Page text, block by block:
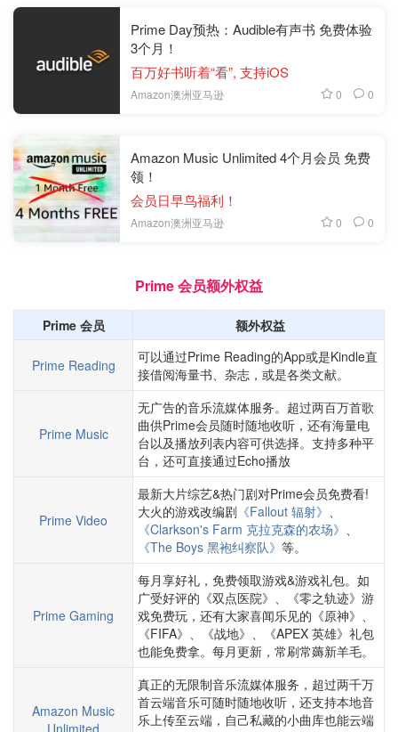
Prime Day预热：Audible有声书 免费体验
3个月！
百万好书听着“看”, 支持iOS
Amazon澳洲亚马逊 0 0
Amazon Music Unlimited 4个月会员 免费
领！
会员日早鸟福利！
Amazon澳洲亚马逊 0 0
Prime 会员额外权益
Prime 会员 额外权益
Prime Reading
可以通过Prime Reading的App或是Kindle直
接借阅海量书、杂志，或是各类文献。
Prime Music
无广告的音乐流媒体服务。超过两百万首歌
曲供Prime会员随时随地收听，还有海量电
台以及播放列表内容可供选择。支持多种平
台，还可直接通过Echo播放
Prime Video
最新大片综艺&热门剧对Prime会员免费看!
大火的游戏改编剧 《Fallout 辐射》 、
《Clarkson's Farm 克拉克森的农场》 、
《The Boys 黑袍纠察队》 等。
Prime Gaming
每月享好礼，免费领取游戏&游戏礼包。如
广受好评的《双点医院》、《零之轨迹》游
戏免费玩，还有大家喜闻乐见的《原神》、
《FIFA》、《战地》、《APEX 英雄》礼包
也能免费拿。每月更新，常刷常薅新羊毛。
Amazon Music
真正的无限制音乐流媒体服务，超过两千万
首云端音乐可随时随地收听，还支持本地音
乐上传至云端，自己私藏的小曲库也能云端